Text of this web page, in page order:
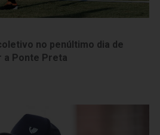
no penúltimo dia de
a Ponte Preta